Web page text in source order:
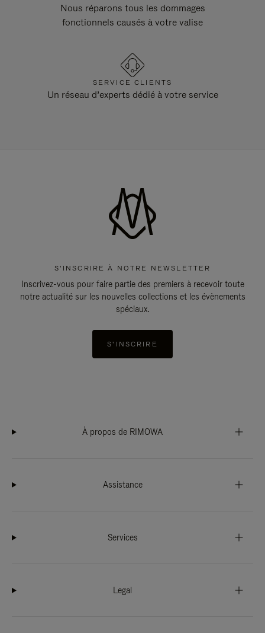
Nous réparons tous les dommages
fonctionnels causés à votre valise
SERVICE CLIENTS
Un réseau d’experts dédié à votre service
S'INSCRIRE À NOTRE NEWSLETTER
Inscrivez-vous pour faire partie des premiers à recevoir toute
notre actualité sur les nouvelles collections et les évènements
spéciaux.
S'INSCRIRE
À propos de RIMOWA
Assistance
Services
Legal